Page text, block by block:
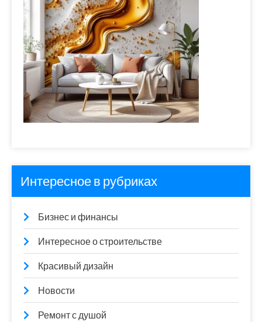
Интересное в рубриках
Бизнес и финансы
Интересное о строительстве
Красивый дизайн
Новости
Ремонт с душой